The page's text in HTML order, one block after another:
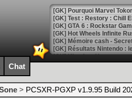
[GK] Pourquoi Marvel
[GK] Test : Restory : Chill
[GK] GTA 6 : Rockstar
[GK] Hot Wheels Infinite
[GK] Mémoire cash -
[GK] Résultats Nintendo :
[GK] Déjà des
[Mo5] Brickboy cherche à
[GK] Minecraft et ses «
Chat
> PCSXR-PGXP v1.9.95 Build